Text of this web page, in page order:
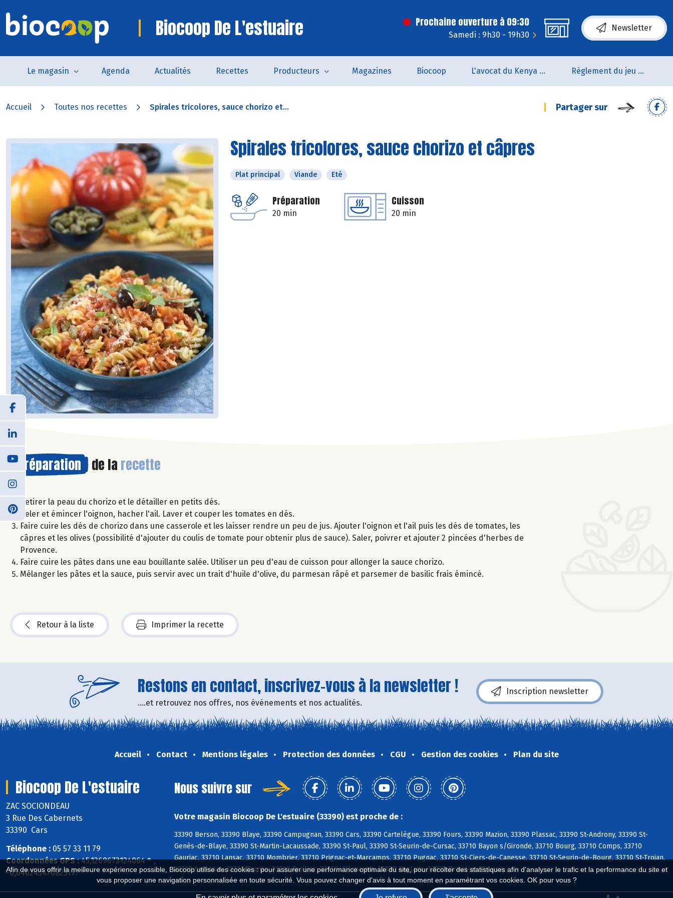
Afin de vous offrir la meilleure expérience possible, Biocoop utilise des cookies : pour assurer une performance optimale du site, pour récolter des statistiques afin d'analyser le trafic et la performance du site et
vous proposer une navigation personnalisée en toute sécurité. Vous pouvez changer d'avis à tout moment en paramétrant vos cookies. OK pour vous ?
Biocoop De L'estuaire Prochaine ouverture à 09:30
Samedi : 9h30 - 19h30
Newsletter
Le magasin Agenda Actualités Recettes Producteurs Magazines Biocoop L'avocat du Kenya arrive en rayon !! Règlement du jeu concours Anniversaire BIOCOOP de L’estuaire
Accueil Toutes nos recettes Spirales tricolores, sauce chorizo et... Partager sur
Spirales tricolores, sauce chorizo et câpres
Plat principal Viande Eté
Préparation
20 min
Cuisson
20 min
Préparation de la recette
Retirer la peau du chorizo et le détailler en petits dés.
Peler et émincer l'oignon, hacher l'ail. Laver et couper les tomates en dés.
Faire cuire les dés de chorizo dans une casserole et les laisser rendre un peu de jus. Ajouter l'oignon et l'ail puis les dés de tomates, les
câpres et les olives (possibilité d'ajouter du coulis de tomate pour obtenir plus de sauce). Saler, poivrer et ajouter 2 pincées d'herbes de
Provence.
Faire cuire les pâtes dans une eau bouillante salée. Utiliser un peu d'eau de cuisson pour allonger la sauce chorizo.
Mélanger les pâtes et la sauce, puis servir avec un trait d'huile d'olive, du parmesan râpé et parsemer de basilic frais émincé.
Retour à la liste Imprimer la recette
Restons en contact, inscrivez-vous à la newsletter !
....et retrouvez nos offres, nos événements et nos actualités.
Inscription newsletter
Accueil Contact Mentions légales Protection des données CGU Gestion des cookies Plan du site
Biocoop De L'estuaire
ZAC SOCIONDEAU
3 Rue Des Cabernets
33390 Cars
Téléphone : 05 57 33 11 79
Coordonnées GPS :45,1269673124064 ° ,
-0,640243470825197 °
Nous suivre sur
Votre magasin Biocoop De L'estuaire (33390) est proche de :
33390 Berson, 33390 Blaye, 33390 Campugnan, 33390 Cars, 33390 Cartelègue, 33390 Fours, 33390 Mazion, 33390 Plassac, 33390 St-Androny, 33390 St-
Genès-de-Blaye, 33390 St-Martin-Lacaussade, 33390 St-Paul, 33390 St-Seurin-de-Cursac, 33710 Bayon s/Gironde, 33710 Bourg, 33710 Comps, 33710
Gauriac, 33710 Lansac, 33710 Mombrier, 33710 Prignac-et-Marcamps, 33710 Pugnac, 33710 St-Ciers-de-Canesse, 33710 St-Seurin-de-Bourg, 33710 St-Trojan,
33710 Samonac, 33710 Tauriac, 33710 Teuillac, 33710 Villeneuve, 33390 Anglade, 33820 Braud-et-St-Louis